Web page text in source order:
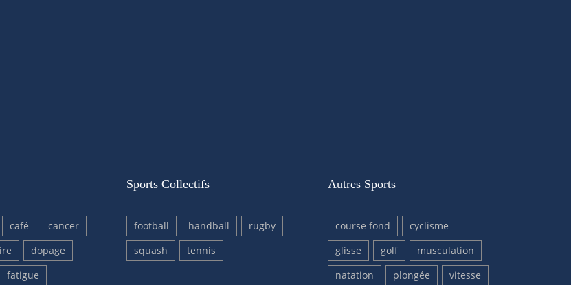
café
cancer
dopage
fatigue
Sports Collectifs
football handball
rugby
squash
tennis
Autres Sports
course fond
cyclisme
glisse
golf
musculation
natation
plongée vitesse